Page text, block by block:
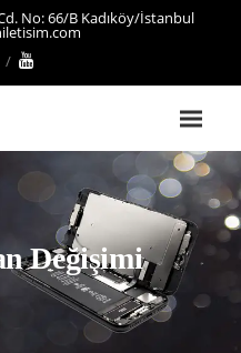
No: 66/B Kadıköy/İstanbul
Değişimi